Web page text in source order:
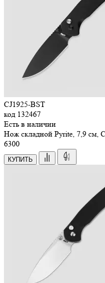
CJ1925-BST
код 132467
Есть в наличии
Нож складной Pyrite, 7,9 см,
6300
КУПИТЬ